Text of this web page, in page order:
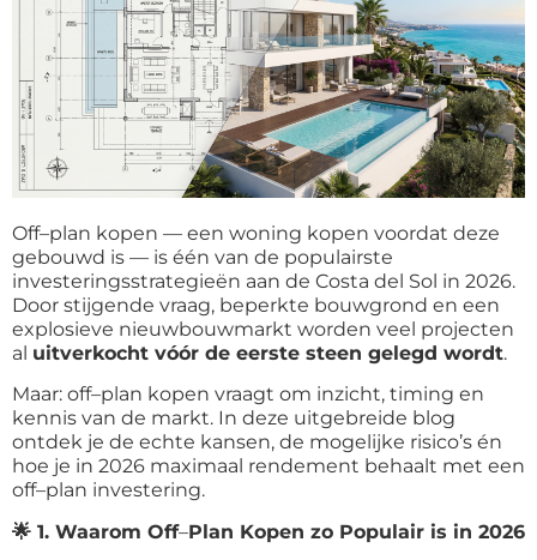
Off–plan kopen — een woning kopen voordat deze
gebouwd is — is één van de populairste
investeringsstrategieën aan de Costa del Sol in 2026.
Door stijgende vraag, beperkte bouwgrond en een
explosieve nieuwbouwmarkt worden veel projecten
al uitverkocht vóór de eerste steen gelegd wordt.
Maar: off–plan kopen vraagt om inzicht, timing en
kennis van de markt. In deze uitgebreide blog
ontdek je de echte kansen, de mogelijke risico’s én
hoe je in 2026 maximaal rendement behaalt met een
off–plan investering.
🌟 1. Waarom Off–Plan Kopen zo Populair is in 2026